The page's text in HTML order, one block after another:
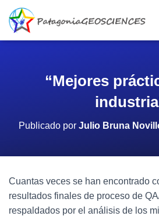
“Mejores
Publicado por Julio Bruna
Cuantas veces se han encontrado
resultados finales de proceso de
respaldados por el análisis de los